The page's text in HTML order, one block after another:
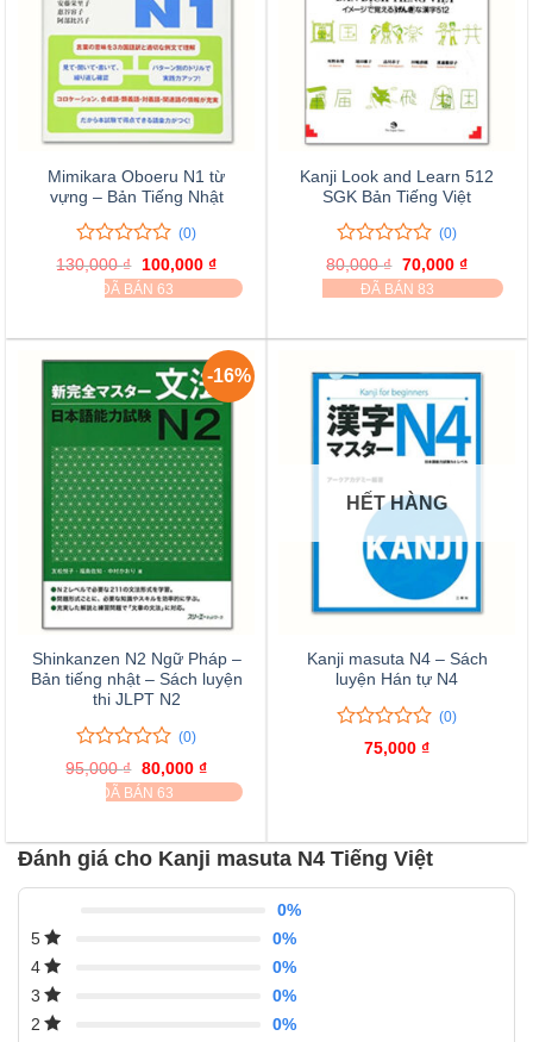
Mimikara Oboeru N1 từ
vựng – Bản Tiếng Nhật
0
trên
0
giá
(0)
130,000₫ Giá
gốc
là:
100,000 ₫Giá
hiện
tại
ĐÃ BÁN 63
Kanji Look and Learn 512
SGK Bản Tiếng Việt
0
trên
5
0
giá
(0)
80,000₫ Giá
gốc
là:
70,000 ₫Giá
hiện
tại
ĐÃ BÁN 83
-16%
Shinkanzen N2 Ngữ Pháp –
Bản tiếng nhật – Sách luyện
thi JLPT N2
0
trên
0
giá
(0)
95,000₫ Giá
gốc
là:
80,000 ₫Giá
hiện
tại
ĐÃ BÁN 63
HẾT HÀNG
Kanji masuta N4 – Sách
luyện Hán tự N4
(0)
75,000 ₫
Đánh giá cho Kanji masuta N4 Tiếng Việt
0%
5
0%
4
0%
3
0%
2
0%